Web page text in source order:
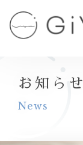
content
が
お知らせ
News